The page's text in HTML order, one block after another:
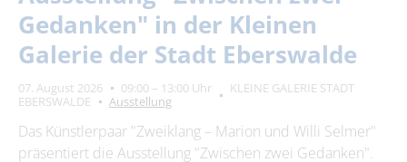
Gedanken" in der Kleinen
Galerie der Stadt Eberswalde
07. August 2026 09:00 – 13:00 Uhr
KLEINE GALERIE STADT
EBERSWALDE
Ausstellung
Das Künstlerpaar "Zweiklang – Marion und Willi Selmer"
präsentiert die Ausstellung "Zwischen zwei Gedanken".